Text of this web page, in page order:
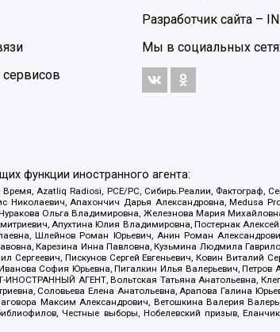
Разработчик сайта –
Мы в социальных
функции иностранного агента:
Azatliq Radiosi, PCE/PC, Сибирь.Реалии, Фактограф,
Апахончич Дарья Александровна, Medusa
Ольга Владимировна, Железнова Мария
Апухтина Юлия Владимировна, Постернак
Шлейнов Роман Юрьевич, Анин Роман
Карезина Инна Павловна, Кузьмина Людмила
Пискунов Сергей Евгеньевич, Ковин Виталий
София Юрьевна, Пигалкин Илья Валерьевич,
АГЕНТ, Вольтская Татьяна Анатольевна,
Соловьева Елена Анатольевна, Арапова Галина
Максим Александрович, Ветошкина Валерия
Честные выборы, Нобелевский призыв,